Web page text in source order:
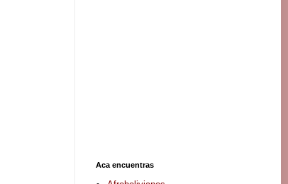
Aca encuentras